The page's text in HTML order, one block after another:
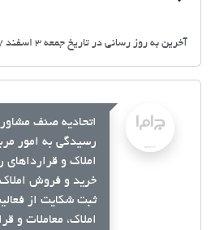
آخرین به روز رسانی در تاریخ جمعه 3 اسفند 1397
اتحادیه صنف
رسیدگی به امور
املاک و قرارداهای
خرید و فروش
ثبت شکایت از
املاک، معاملات و